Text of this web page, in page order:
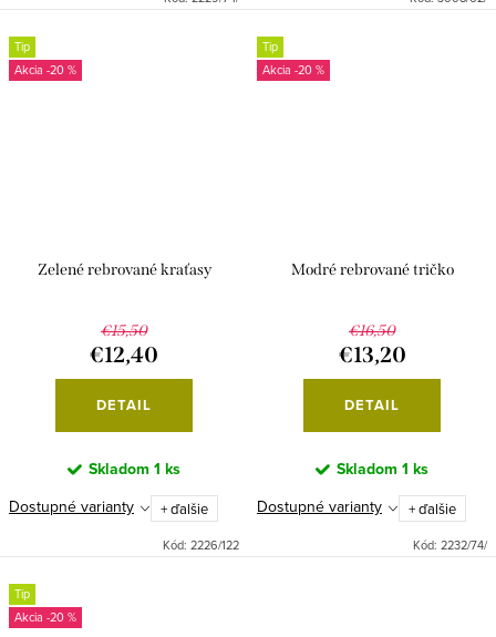
Tip
-20 %
Zelené rebrované kraťasy
€15,50
€12,40
DETAIL
Skladom 1 ks
Dostupné varianty + ďalšie
Kód: 2226/122
Tip
-20 %
Modré rebrované tričko
€16,50
€13,20
DETAIL
Skladom 1 ks
Dostupné varianty + ďalšie
Kód: 2232/74/
Tip
-20 %